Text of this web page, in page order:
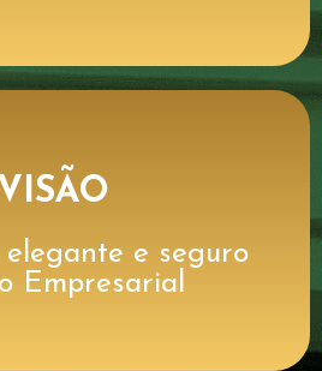
VISÃO
elegante e seguro
Empresarial